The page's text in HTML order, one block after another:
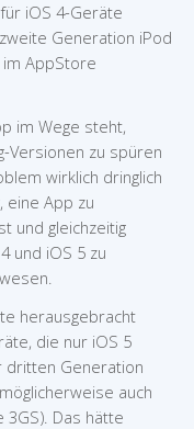
iOS 4-Geräte
Generation iPod
AppStore
im Wege steht,
Versionen zu spüren
wirklich dringlich
eine App zu
und gleichzeitig
und iOS 5 zu
herausgebracht
die nur iOS 5
dritten Generation
auch
3GS). Das hätte